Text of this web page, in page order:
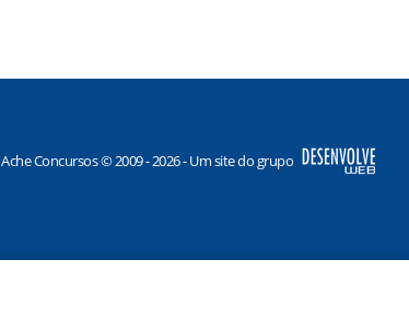
Ache Concursos © 2009 - 2026 - Um site do grupo